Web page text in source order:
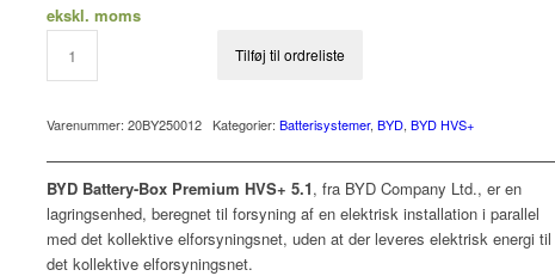
ekskl. moms
Tilføj til ordreliste
Varenummer:20BY250012 Kategorier:Batterisystemer,BYD,BYD HVS+
BYD Battery-Box Premium HVS+ 5.1, fra BYD Company Ltd., er en
lagringsenhed, beregnet til forsyning af en elektrisk installation i parallel
med det kollektive elforsyningsnet, uden at der leveres elektrisk energi til
det kollektive elforsyningsnet.